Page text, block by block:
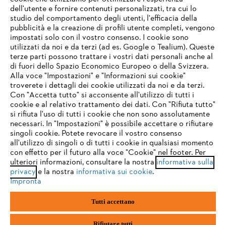
Assistenza
Protezione dati Nota legale Cookies
Informazioni legali
STIHL VERTRIEBS AG, 8617 Mönchaltorf
IHR BROWSER WIRD NICHT
UNTERSTÜTZT
Sie nutzen einen Browser, den wir noch nicht unterstützen. Für
eine optimale Nutzung unserer Seite empfehlen wir Ihnen, zu
einem der folgenden Browser zu wechseln:
firefox chrome
safari edge
dell'utente e fornire contenuti personalizzati, tra cui lo
studio del comportamento degli utenti, l'efficacia della
pubblicità e la creazione di profili utente completi, vengono
impostati solo con il vostro consenso. I cookie sono
utilizzati da noi e da terzi (ad es. Google o Tealium). Queste
terze parti possono trattare i vostri dati personali anche al
di fuori dello Spazio Economico Europeo o della Svizzera.
Alla voce "Impostazioni" e "Informazioni sui cookie"
troverete i dettagli dei cookie utilizzati da noi e da terzi.
Con "Accetta tutto" si acconsente all'utilizzo di tutti i
cookie e al relativo trattamento dei dati. Con "Rifiuta tutto"
si rifiuta l'uso di tutti i cookie che non sono assolutamente
necessari. In "Impostazioni" è possibile accettare o rifiutare
singoli cookie. Potete revocare il vostro consenso
all'utilizzo di singoli o di tutti i cookie in qualsiasi momento
con effetto per il futuro alla voce "Cookie" nel footer. Per
ulteriori informazioni, consultare la nostra informativa sulla
privacy e la nostra informativa sui cookie.
Impronta
Tutti accettano